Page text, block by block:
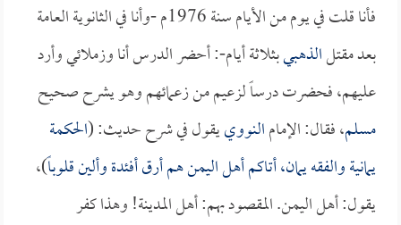
فأنا قلت في يوم من الأيام سنة 1976م -وأنا في الثانوية العامة
بعد مقتلالذهبيبثلاثة أيام-: أحضر الدرس أنا وزملائي وأرد
عليهم، فحضرت درساً لزعيم من زعمائهم وهو يشرح صحيح
مسلم، فقال: الإمامالنووييقول في شرح حديث: (الحكمة
يمانية والفقه يمان، أتاكم أهل اليمن هم أرق أفئدة وألين قلوباً)،
يقول: أهل اليمن. المقصود بهم: أهل المدينة! وهذا كفر